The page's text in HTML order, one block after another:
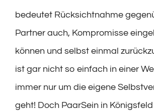
bedeutet Rücksichtnahme
Partner auch, Kompromisse
können und selbst einmal
ist gar nicht so einfach in einer
immer nur um die eigene
geht! Doch PaarSein in